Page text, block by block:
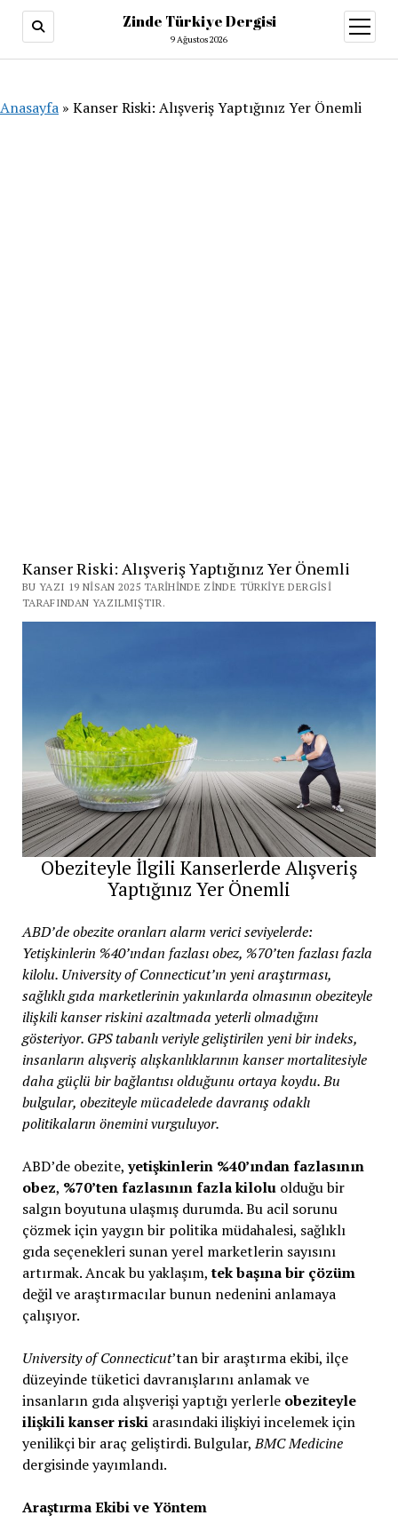
Zinde Türkiye Dergisi
9 Ağustos 2026
aç
Anasayfa » Kanser Riski: Alışveriş Yaptığınız Yer Önemli
Kanser Riski: Alışveriş Yaptığınız Yer Önemli
BU YAZI 19 NISAN 2025 TARIHINDE ZINDE TÜRKIYE DERGISI
TARAFINDAN YAZILMIŞTIR.
Obeziteyle İlgili Kanserlerde Alışveriş
Yaptığınız Yer Önemli
ABD’de obezite oranları alarm verici seviyelerde:
Yetişkinlerin %40’ından fazlası obez, %70’ten fazlası fazla
kilolu. University of Connecticut’ın yeni araştırması,
sağlıklı gıda marketlerinin yakınlarda olmasının obeziteyle
ilişkili kanser riskini azaltmada yeterli olmadığını
gösteriyor. GPS tabanlı veriyle geliştirilen yeni bir indeks,
insanların alışveriş alışkanlıklarının kanser mortalitesiyle
daha güçlü bir bağlantısı olduğunu ortaya koydu. Bu
bulgular, obeziteyle mücadelede davranış odaklı
politikaların önemini vurguluyor.
ABD’de obezite,yetişkinlerin %40’ından fazlasının
obez, %70’ten fazlasının fazla kiloluolduğu bir
salgın boyutuna ulaşmış durumda. Bu acil sorunu
çözmek için yaygın bir politika müdahalesi, sağlıklı
gıda seçenekleri sunan yerel marketlerin sayısını
artırmak. Ancak bu yaklaşım,tek başına bir çözüm
değil ve araştırmacılar bunun nedenini anlamaya
çalışıyor.
University of Connecticut’tan bir araştırma ekibi, ilçe
düzeyinde tüketici davranışlarını anlamak ve
insanların gıda alışverişi yaptığı yerlerle obeziteyle
ilişkili kanser riskiarasındaki ilişkiyi incelemek için
yenilikçi bir araç geliştirdi. Bulgular,BMC Medicine
dergisinde yayımlandı.
Araştırma Ekibi ve Yöntem